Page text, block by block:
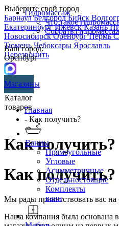
Выберите свой город
БарнаулБелгородБийск
ЕкатеринбургИжевскКазань
НовосибирскОренбургПермь
ТюменьЧебоксары Ярославль
Перезвонить
Гидромассаж
Что такое
Собрать
Ваш город:
Оренбург
Магазины
Каталог
товаров
Ванны
Прямоугольные
Угловые
Асимметричные
Отдельностоящие
Комплекты
ванн
Главная
- Как получить?
Как получить?
Как получить?
Мы рады приветствовать вас
Наша компания была основана